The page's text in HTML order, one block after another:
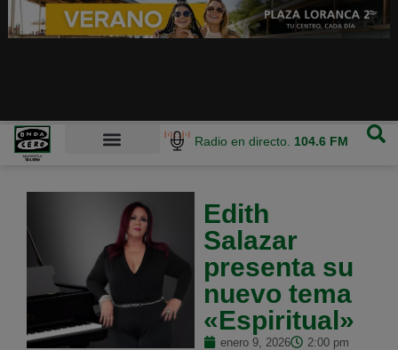
Radio en directo. 104.6 FM
Edith
Salazar
presenta su
nuevo tema
«Espiritual»
enero 9, 2026 2:00 pm